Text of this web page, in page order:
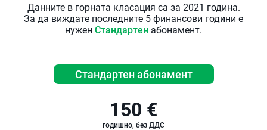
Данните в горната класация са за 2021 година.
За да виждате последните 5 финансови години е
нужен Стандартен абонамент.
Стандартен абонамент
150 €
годишно, без ДДС